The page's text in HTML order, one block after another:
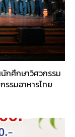
ศึกษาวิศวกรรม
รมอาหารไทย